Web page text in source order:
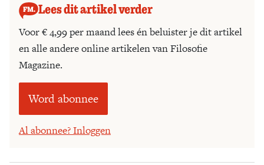
Lees dit artikel verder
Voor € 4,99 per maand lees én beluister je dit artikel
en alle andere online artikelen van Filosofie
Magazine.
Word abonnee
Al abonnee? Inloggen